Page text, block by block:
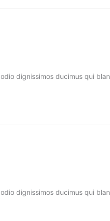
dignissimos ducimus qui
dignissimos ducimus qui